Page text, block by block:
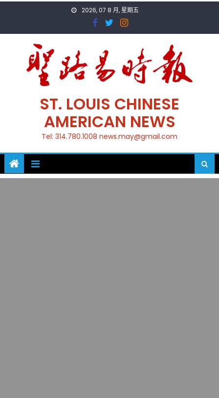
2026, 07 8 月, 星期五
ST. LOUIS CHINESE
AMERICAN NEWS
Tel: 314.780.1008 news.may@gmail.com